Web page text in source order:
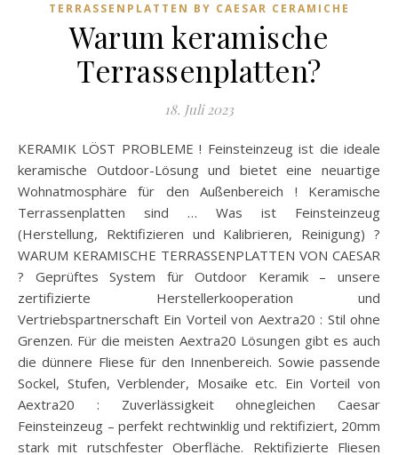
TERRASSENPLATTEN BY CAESAR CERAMICHE
Warum keramische
Terrassenplatten?
18. Juli 2023
KERAMIK LÖST PROBLEME ! Feinsteinzeug ist die ideale
keramische Outdoor-Lösung und bietet eine neuartige
Wohnatmosphäre für den Außenbereich ! Keramische
Terrassenplatten sind … Was ist Feinsteinzeug
(Herstellung, Rektifizieren und Kalibrieren, Reinigung) ?
WARUM KERAMISCHE TERRASSENPLATTEN VON CAESAR
? Geprüftes System für Outdoor Keramik – unsere
zertifizierte Herstellerkooperation und
Vertriebspartnerschaft Ein Vorteil von Aextra20 : Stil ohne
Grenzen. Für die meisten Aextra20 Lösungen gibt es auch
die dünnere Fliese für den Innenbereich. Sowie passende
Sockel, Stufen, Verblender, Mosaike etc. Ein Vorteil von
Aextra20 : Zuverlässigkeit ohnegleichen Caesar
Feinsteinzeug – perfekt rechtwinklig und rektifiziert, 20mm
stark mit rutschfester Oberfläche. Rektifizierte Fliesen